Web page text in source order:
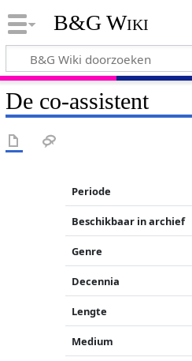
B&G Wiki
De co-assistent
Periode
Beschikbaar in archief
Genre
Decennia
Lengte
Medium